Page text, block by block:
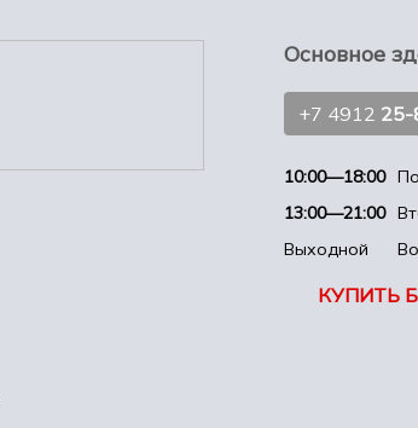
Основное
+7 4912
10:00—18:00
13:00—21:00
Выходной
КУПИТЬ